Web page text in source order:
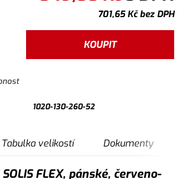
701,65Kčbez DPH
KOUPIT
1020-130-260-52
Tabulka velikostí Dokumenty
FLEX, pánské, červeno-